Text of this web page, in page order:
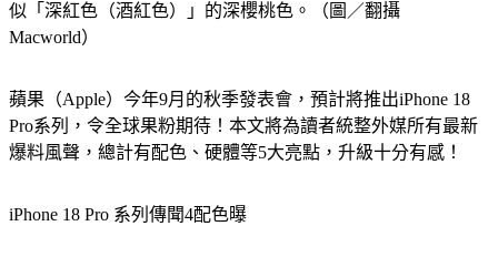
似「深紅色（酒紅色）」的深櫻桃色。（圖／翻攝
Macworld）
蘋果（Apple）今年9月的秋季發表會，預計將推出iPhone 18
Pro系列，令全球果粉期待！本文將為讀者統整外媒所有最新
爆料風聲，總計有配色、硬體等5大亮點，升級十分有感！
iPhone 18 Pro 系列傳聞4配色曝